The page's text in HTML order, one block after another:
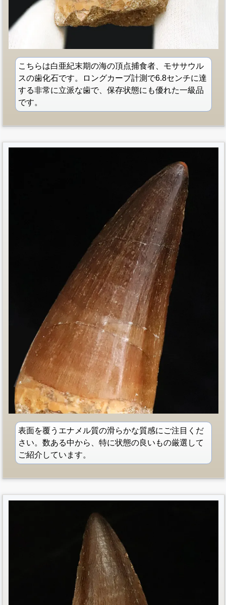
こちらは白亜紀末期の海の頂点捕食者、モササウル
スの歯化石です。ロングカーブ計測で6.8センチに達
する非常に立派な歯で、保存状態にも優れた一級品
です。
表面を覆うエナメル質の滑らかな質感にご注目くだ
さい。数ある中から、特に状態の良いもの厳選して
ご紹介しています。